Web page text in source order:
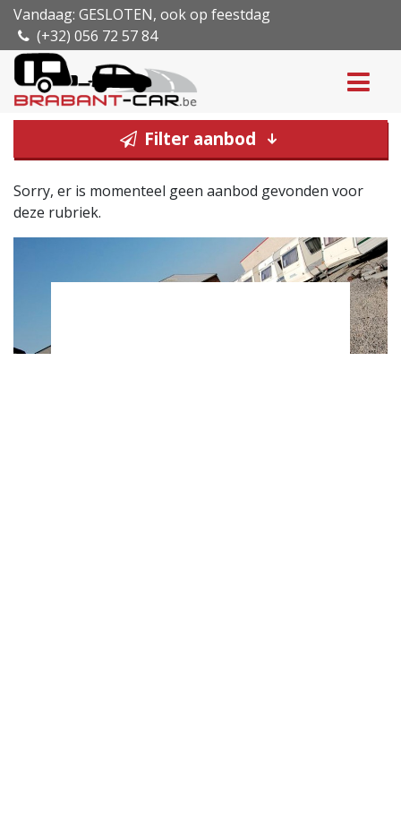
Vandaag: GESLOTEN, ook op feestdag
(+32) 056 72 57 84
Filter aanbod
Sorry, er is momenteel geen aanbod gevonden voor
deze rubriek.